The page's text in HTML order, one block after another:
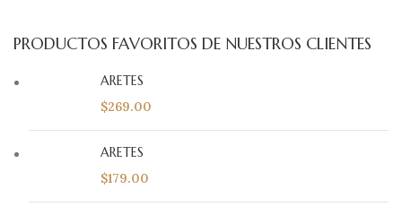
PRODUCTOS FAVORITOS DE NUESTROS CLIENTES
ARETES
$269.00
ARETES
$179.00